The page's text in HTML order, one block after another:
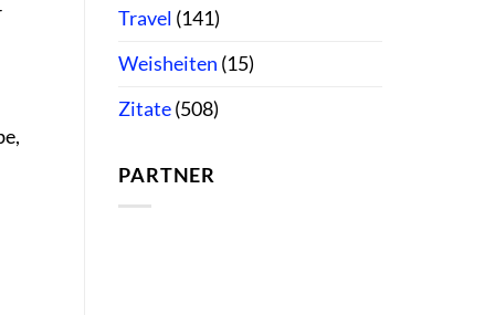
Travel (141)
Weisheiten (15)
Zitate(508)
PARTNER